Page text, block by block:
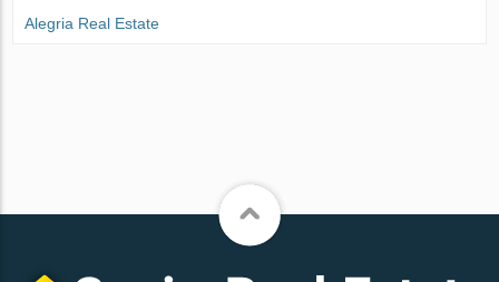
Alegria Real Estate